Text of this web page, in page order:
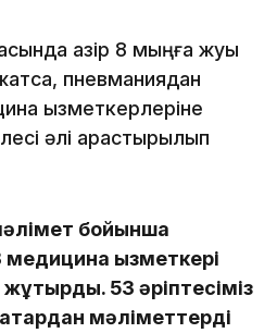
қазір 8 мыңға жуық
жатса, пневманиядан
қызметкерлеріне
әлі қарастырылып
бойынша
қызметкері
53 әріптесіміз
мәліметтерді